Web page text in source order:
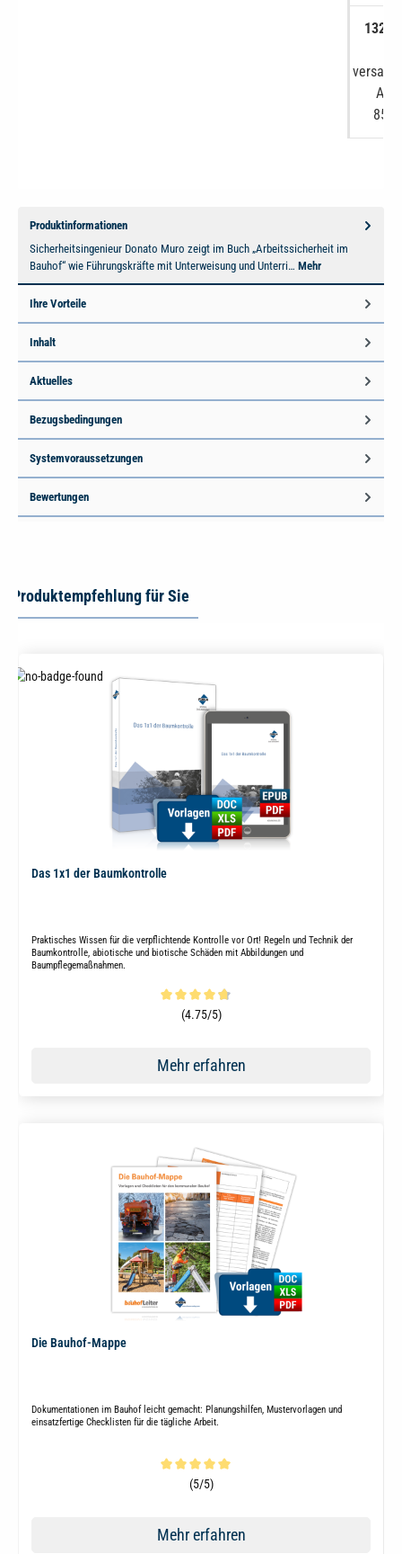
Produktinformationen
Sicherheitsingenieur Donato Muro zeigt im Buch „Arbeitssicherheit im
Bauhof“ wie Führungskräfte mit Unterweisung und Unterri… Mehr
Ihre Vorteile
Inhalt
Aktuelles
Bezugsbedingungen
Systemvoraussetzungen
Bewertungen
Produktempfehlung für Sie
Das 1x1 der Baumkontrolle
Praktisches Wissen für die verpflichtende Kontrolle vor Ort! Regeln und Technik der
Baumkontrolle, abiotische und biotische Schäden mit Abbildungen und
Baumpflegemaßnahmen.
Durchschnittliche Bewertung von 4.6 von 5 Sternen
(4.75/5)
Mehr erfahren
Die Bauhof-Mappe
Dokumentationen im Bauhof leicht gemacht: Planungshilfen, Mustervorlagen und
einsatzfertige Checklisten für die tägliche Arbeit.
Durchschnittliche Bewertung von 5 von 5 Sternen
(5/5)
Mehr erfahren